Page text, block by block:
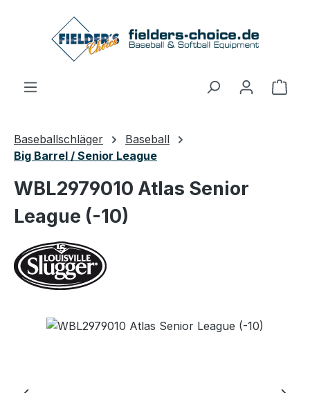
Zum Hauptinhalt springen
Baseballschläger
Baseball
Big Barrel / Senior League
WBL2979010 Atlas Senior
League (-10)
Bildergalerie überspringen